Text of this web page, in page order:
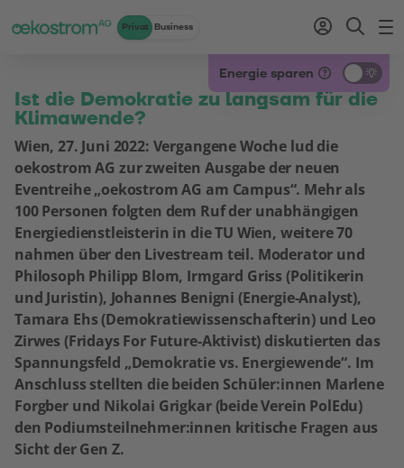
Privat Business
Energie sparen
Ist die Demokratie zu langsam für die
Klimawende?
Wien, 27. Juni 2022: Vergangene Woche lud die
oekostrom AG zur zweiten Ausgabe der neuen
Eventreihe „oekostrom AG am Campus“. Mehr als
100 Personen folgten dem Ruf der unabhängigen
Energiedienstleisterin in die TU Wien, weitere 70
nahmen über den Livestream teil. Moderator und
Philosoph Philipp Blom, Irmgard Griss (Politikerin
und Juristin), Johannes Benigni (Energie-Analyst),
Tamara Ehs (Demokratiewissenschafterin) und Leo
Zirwes (Fridays For Future-Aktivist) diskutierten das
Spannungsfeld „Demokratie vs. Energiewende“. Im
Anschluss stellten die beiden Schüler:innen Marlene
Forgber und Nikolai Grigkar (beide Verein PolEdu)
den Podiumsteilnehmer:innen kritische Fragen aus
Sicht der Gen Z.